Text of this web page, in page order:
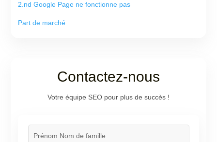
2.nd Google Page ne fonctionne pas
Part de marché
Contactez-nous
Votre équipe SEO pour plus de succès !